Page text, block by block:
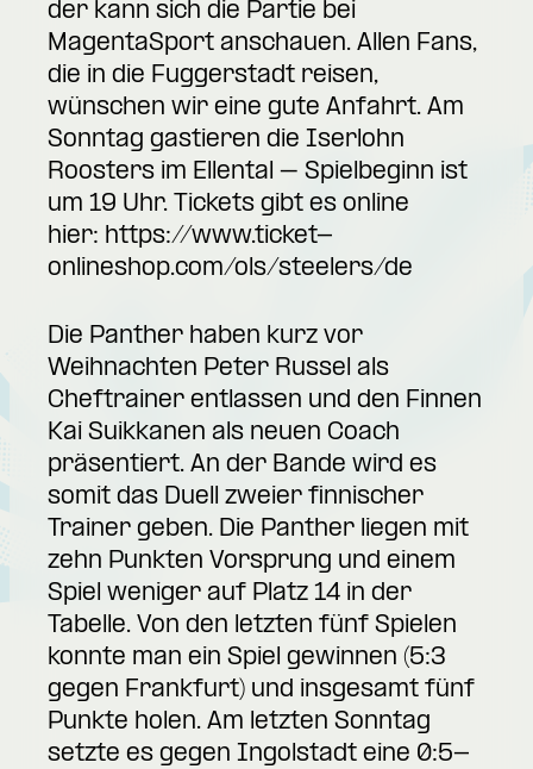
der kann sich die Partie bei
MagentaSport anschauen. Allen Fans,
die in die Fuggerstadt reisen,
wünschen wir eine gute Anfahrt. Am
Sonntag gastieren die Iserlohn
Roosters im Ellental – Spielbeginn ist
um 19 Uhr. Tickets gibt es online
hier: https://www.ticket-
onlineshop.com/ols/steelers/de
Die Panther haben kurz vor
Weihnachten Peter Russel als
Cheftrainer entlassen und den Finnen
Kai Suikkanen als neuen Coach
präsentiert. An der Bande wird es
somit das Duell zweier finnischer
Trainer geben. Die Panther liegen mit
zehn Punkten Vorsprung und einem
Spiel weniger auf Platz 14 in der
Tabelle. Von den letzten fünf Spielen
konnte man ein Spiel gewinnen (5:3
gegen Frankfurt) und insgesamt fünf
Punkte holen. Am letzten Sonntag
setzte es gegen Ingolstadt eine 0:5-